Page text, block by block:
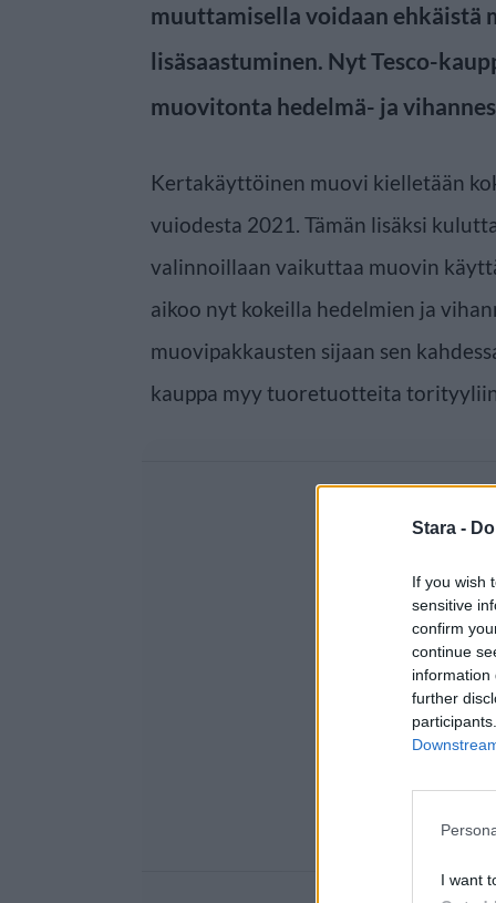
Stara -
If you wish
sensitive
confirm
continue
information
further
I want
muuttamisella voidaan ehkäistä
lisäsaastuminen. Nyt Tesco-
muovitonta hedelmä- ja
Kertakäyttöinen muovi kielletään
vuiodesta 2021. Tämän lisäksi
valinnoillaan vaikuttaa muovin
aikoo nyt kokeilla hedelmien ja
muovipakkausten sijaan sen
kauppa myy tuoretuotteita